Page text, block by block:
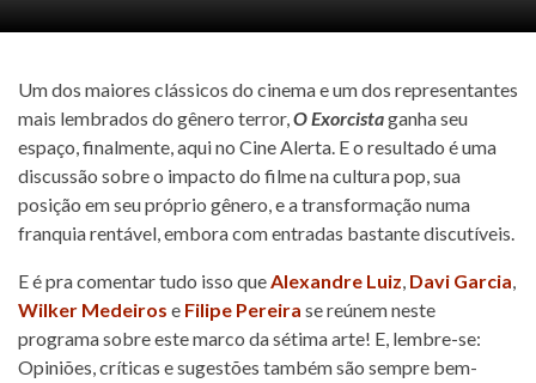
Um dos maiores clássicos do cinema e um dos representantes
mais lembrados do gênero terror,O Exorcistaganha seu
espaço, finalmente, aqui no Cine Alerta. E o resultado é uma
discussão sobre o impacto do filme na cultura pop, sua
posição em seu próprio gênero, e a transformação numa
franquia rentável, embora com entradas bastante discutíveis.
E é pra comentar tudo isso queAlexandre Luiz, Davi Garcia,
Wilker Medeiros e Filipe Pereira se reúnem neste
programa sobre este marco da sétima arte! E, lembre-se:
Opiniões, críticas e sugestões também são sempre bem-